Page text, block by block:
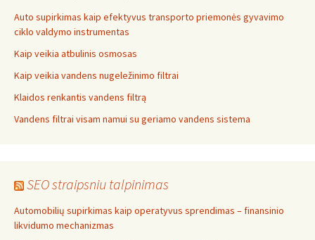
Auto supirkimas kaip efektyvus transporto priemonės gyvavimo
ciklo valdymo instrumentas
Kaip veikia atbulinis osmosas
Kaip veikia vandens nugeležinimo filtrai
Klaidos renkantis vandens filtrą
Vandens filtrai visam namui su geriamo vandens sistema
SEO straipsniu talpinimas
Automobilių supirkimas kaip operatyvus sprendimas – finansinio
likvidumo mechanizmas